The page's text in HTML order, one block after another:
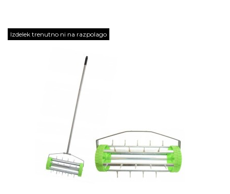
Izdelek trenutno ni na razpolago